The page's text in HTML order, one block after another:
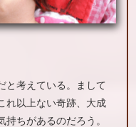
と考えている。まして
れ以上ない奇跡、大成
ちがあるのだろう。